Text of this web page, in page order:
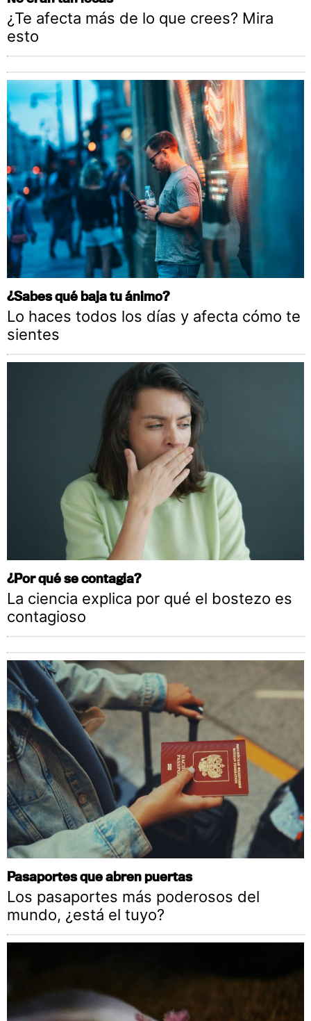
¿Te afecta más de lo que crees? Mira
esto
¿Sabes qué baja tu ánimo?
Lo haces todos los días y afecta cómo te
sientes
¿Por qué se contagia?
La ciencia explica por qué el bostezo es
contagioso
Pasaportes que abren puertas
Los pasaportes más poderosos del
mundo, ¿está el tuyo?